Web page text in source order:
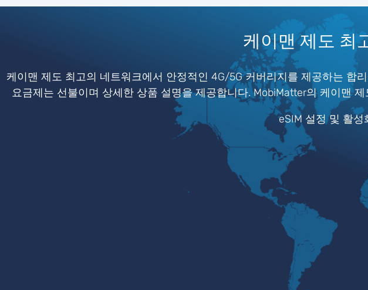
케이맨 제도 최
케이맨 제도 최고의 네트워크에서 안정적인 4G/5G 커버리지를 제공하는 합
요금제는 선불이며 상세한 상품 설명을 제공합니다. MobiMatter의 케이맨
eSIM 설정 및 활성